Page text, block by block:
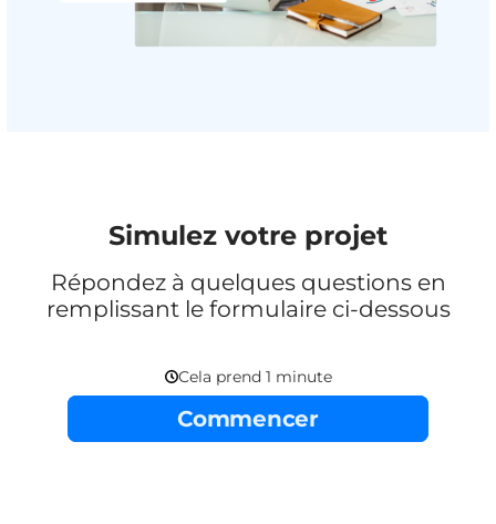
Simulez votre projet
Répondez à quelques questions en
remplissant le formulaire ci-dessous